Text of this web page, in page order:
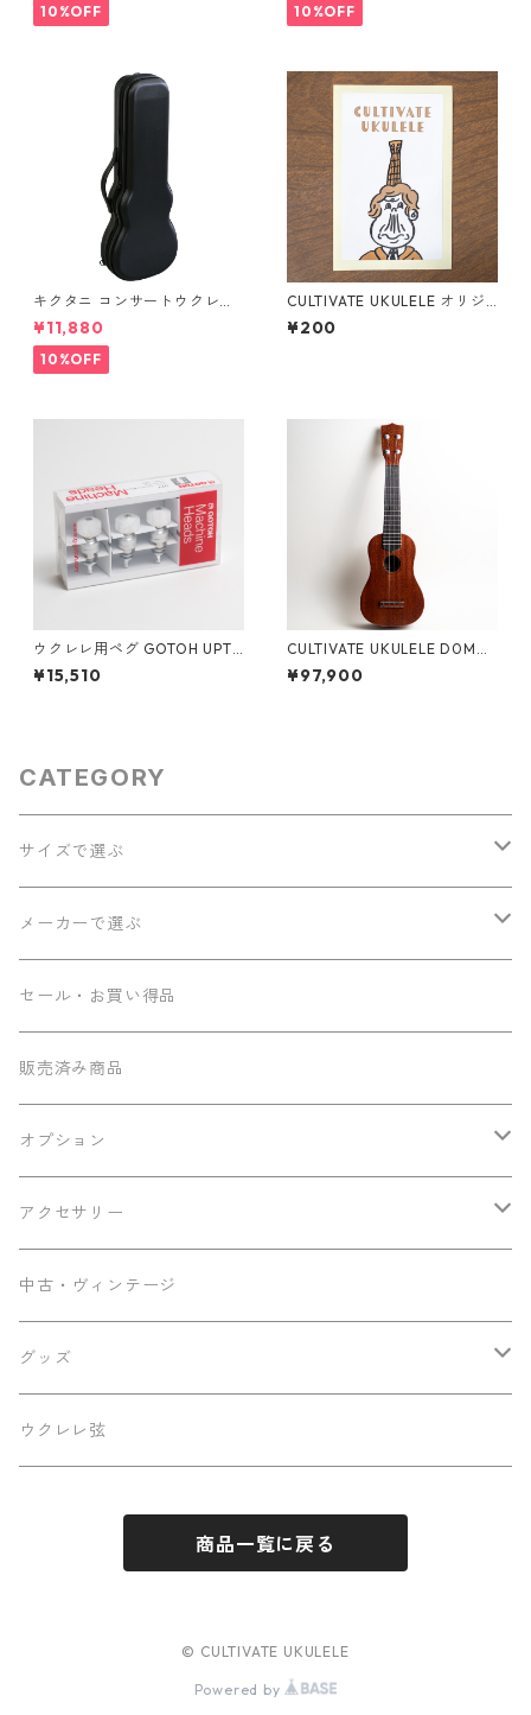
10%OFF 10%OFF
キクタニ コンサートウクレレ
用ハードケース UPC-12N
¥11,880
10%OFF
CULTIVATE UKULELE オリジ
ナルステッカー（名刺サイ
ズ）
¥200
ウクレレ用ペグ GOTOH UPT-
UB7-CW
¥15,510
CULTIVATE UKULELE D0M
（アフリカンマホガニー）ソ
プラノウクレレ #25053
¥97,900
CATEGORY
サイズで選ぶ
ソプラノ
コンサート
テナー
その他
ミニテナー
メーカーで選ぶ
Seilen
Sumi工房
Ancestor's
Frayns
KOU ukulele
早瀬ギター工房
Luna
セール・お買い得品
販売済み商品
オプション
エンドピン追加
アクセサリー
メンテナンス用品
ケース
パーツ
中古・ヴィンテージ
グッズ
ステッカー
ウクレレ弦
商品一覧に戻る
© CULTIVATE UKULELE
Powered by